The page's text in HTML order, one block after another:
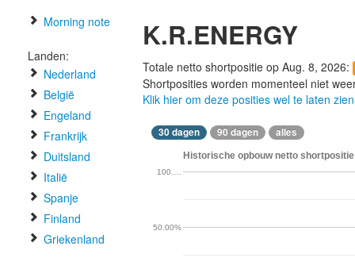
Morning note
Landen:
Nederland
België
Engeland
Frankrijk
Duitsland
Italië
Spanje
Finland
Griekenland
K.R.ENERGY
Totale netto shortpositie op Aug. 8, 2026:
Shortposities worden momenteel niet
Klik hier om deze posities wel te laten zien
30 dagen 90 dagen alles
Historische opbouw netto
50.00%
100.…